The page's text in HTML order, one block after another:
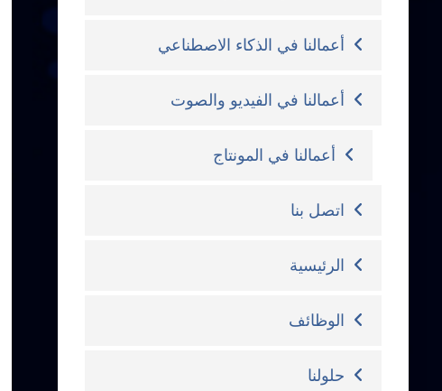
أعمالنا في الذكاء الاصطناعي
أعمالنا في الفيديو والصوت
أعمالنا في المونتاج
اتصل بنا
الرئيسية
الوظائف
حلولنا